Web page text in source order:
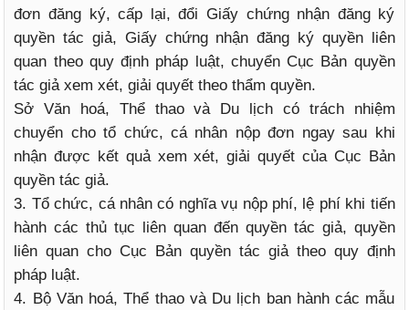
đơn đăng ký, cấp lại, đổi Giấy chứng nhận đăng ký
quyền tác giả, Giấy chứng nhận đăng ký quyền liên
quan theo quy định pháp luật, chuyển Cục Bản quyền
tác giả xem xét, giải quyết theo thẩm quyền.
Sở Văn hoá, Thể thao và Du lịch có trách nhiệm
chuyển cho tổ chức, cá nhân nộp đơn ngay sau khi
nhận được kết quả xem xét, giải quyết của Cục Bản
quyền tác giả.
3. Tổ chức, cá nhân có nghĩa vụ nộp phí, lệ phí khi tiến
hành các thủ tục liên quan đến quyền tác giả, quyền
liên quan cho Cục Bản quyền tác giả theo quy định
pháp luật.
4. Bộ Văn hoá, Thể thao và Du lịch ban hành các mẫu